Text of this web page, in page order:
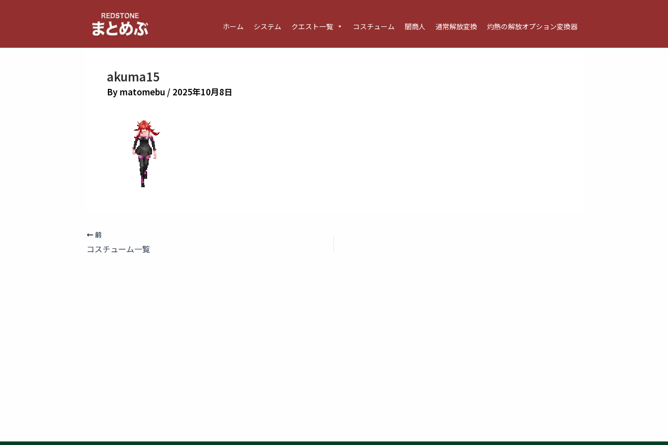
ス
ホーム システム クエスト一覧 コスチューム 闇商人 通常解放変換 灼熱の解放オプション変換器
akuma15
By matomebu / 2025年10月8日
前
コスチューム一覧